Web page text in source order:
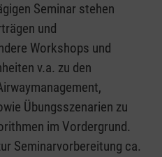
Seminar stehen
und
Workshops und
v.a. zu den
Übungsszenarien zu
im Vordergrund.
Seminarvorbereitung ca.